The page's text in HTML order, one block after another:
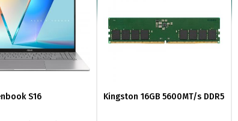
S16 Kingston 16GB 5600MT/s DDR5